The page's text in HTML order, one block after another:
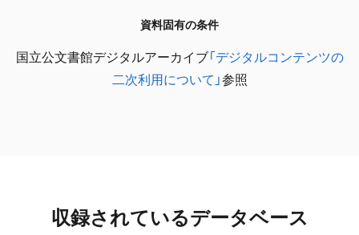
資料固有の条件
国立公文書館デジタルアーカイブ「デジタルコンテンツの
二次利用について」参照
収録されているデータベース